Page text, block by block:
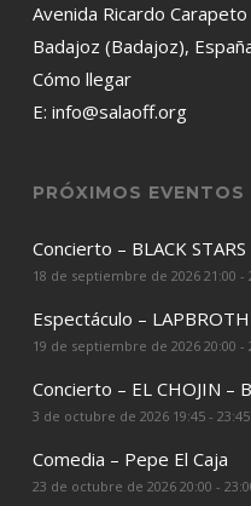
Avenida Ricardo
Badajoz (Badajoz),
Cómo llegar
E: info@salaoff.org
PRÓXIMOS EVENTOS
Concierto – BLACK
18 de septiembre de 2026 21:00 -
Espectáculo –
19 de septiembre de 2026 20:00 -
Concierto – EL CHOJIN –
3 de octubre de 2026 19:45 - 23:45
Comedia – Pepe El Caja
23 de octubre de 2026 20:00 -